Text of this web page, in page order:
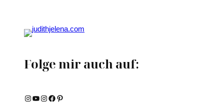
Folge mir auch auf:
Instagram YouTube Instagram Facebook Pinterest